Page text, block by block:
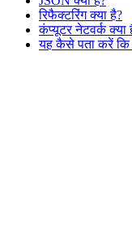
रिफैक्टरिंग क्या है?
कंप्यूटर नेटवर्क क्या
यह कैसे पता करें कि